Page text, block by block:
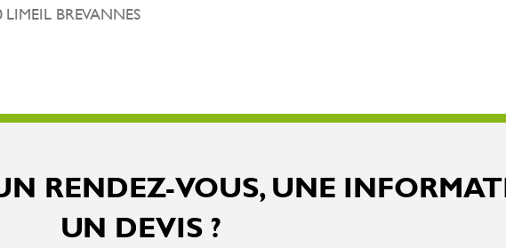
BREVANNES
RENDEZ-VOUS, UNE
UN DEVIS ?